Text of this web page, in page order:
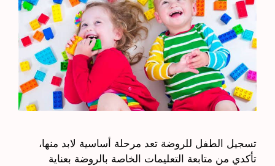
تسجيل الطفل للروضة تعد مرحلة أساسية لابد منها،
تأكدي من متابعة التعليمات الخاصة بالروضة بعناية